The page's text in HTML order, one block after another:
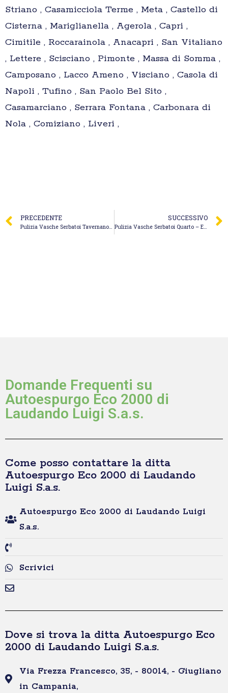
Striano , Casamicciola Terme , Meta , Castello di
Cisterna , Mariglianella , Agerola , Capri ,
Cimitile , Roccarainola , Anacapri , San Vitaliano
, Lettere , Scisciano , Pimonte , Massa di Somma ,
Camposano , Lacco Ameno , Visciano , Casola di
Napoli , Tufino , San Paolo Bel Sito ,
Casamarciano , Serrara Fontana , Carbonara di
Nola , Comiziano , Liveri ,
PRECEDENTE
Pulizia Vasche Serbatoi Tavernanova – S.M. Quagliariello Service
SUCCESSIVO
Pulizia Vasche Serbatoi Quarto – Espeko Spurgo Fogne
Domande Frequenti su
Autoespurgo Eco 2000 di
Laudando Luigi S.a.s.
Come posso contattare la ditta
Autoespurgo Eco 2000 di Laudando
Luigi S.a.s.
Autoespurgo Eco 2000 di Laudando Luigi
S.a.s.
Scrivici
Dove si trova la ditta Autoespurgo Eco
2000 di Laudando Luigi S.a.s.
Via Frezza Francesco, 35, - 80014, - Giugliano
in Campania,